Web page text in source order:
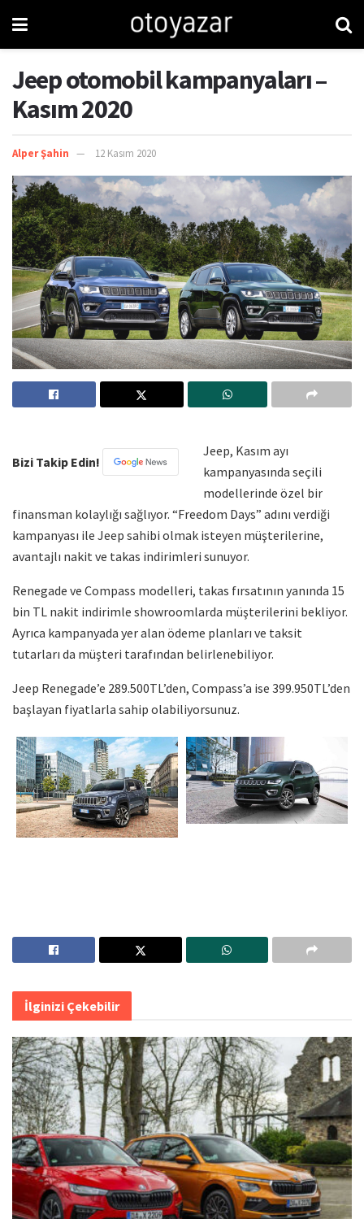
Jeep otomobil kampanyaları –
Kasım 2020
Alper Şahin 12 Kasım 2020
Bizi Takip Edin!
Jeep, Kasım ayı
kampanyasında seçili
modellerinde özel bir
finansman kolaylığı sağlıyor. “Freedom Days” adını verdiği
kampanyası ile Jeep sahibi olmak isteyen müşterilerine,
avantajlı nakit ve takas indirimleri sunuyor.
Renegade ve Compass modelleri, takas fırsatının yanında 15
bin TL nakit indirimle showroomlarda müşterilerini bekliyor.
Ayrıca kampanyada yer alan ödeme planları ve taksit
tutarları da müşteri tarafından belirlenebiliyor.
Jeep Renegade’e 289.500TL’den, Compass’a ise 399.950TL’den
başlayan fiyatlarla sahip olabiliyorsunuz.
İlginizi Çekebilir